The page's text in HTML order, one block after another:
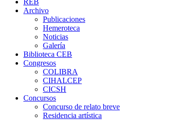
REB
Archivo
Publicaciones
Hemeroteca
Noticias
Galería
Biblioteca CEB
Congresos
COLIBRA
CIHALCEP
CICSH
Concursos
Concurso de relato breve
Residencia artística